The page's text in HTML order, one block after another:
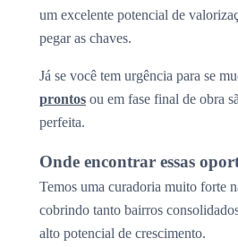
um excelente potencial de
pegar as chaves.
Já se você tem urgência para se
prontos ou em fase final de obra
perfeita.
Onde encontrar essas
Temos uma curadoria muito forte
cobrindo tanto bairros
alto potencial de crescimento.